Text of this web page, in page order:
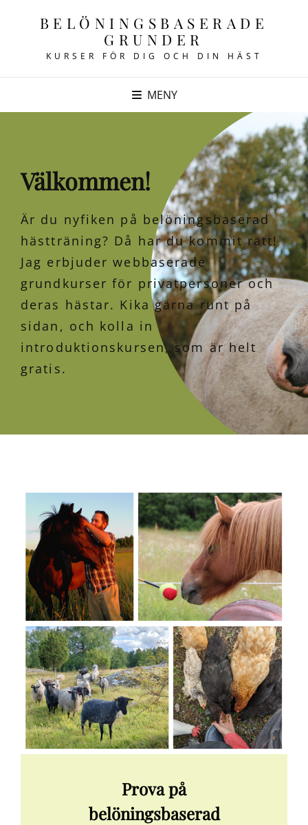
BELÖNINGSBASERADE
GRUNDER
KURSER FÖR DIG OCH DIN HÄST
MENY
Välkommen!
Är du nyfiken på belöningsbaserad
hästträning? Då har du kommit rätt!
Jag erbjuder webbaserade
grundkurser för privatpersoner och
deras hästar. Kika gärna runt på
sidan, och kolla in
introduktionskursen, som är helt
gratis.
Prova på
belöningsbaserad